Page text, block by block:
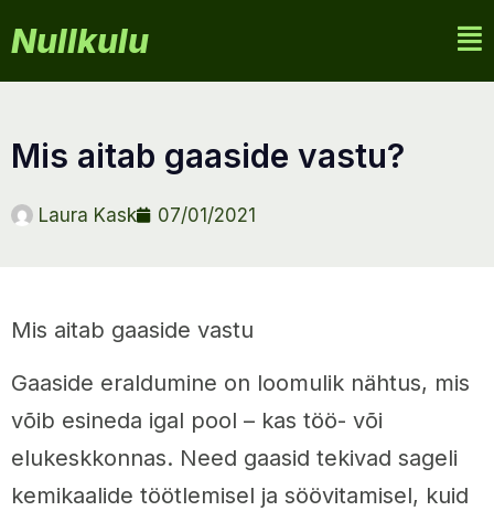
Nullkulu
mis aitab gaaside vastu?
Laura Kask 07/01/2021
Mis aitab gaaside vastu
Gaaside eraldumine on loomulik nähtus, mis
võib esineda igal pool – kas töö- või
elukeskkonnas. Need gaasid tekivad sageli
kemikaalide töötlemisel ja söövitamisel, kuid